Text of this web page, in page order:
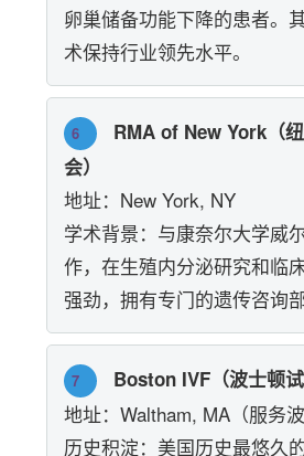
卵巢储备功能下降的患者。
术保持行业领先水平。
6
RMA of New York（
会）
地址：New York, NY
学术背景：与康奈尔大学威
作，在生殖内分泌研究和临
强劲，拥有专门的遗传咨询部
7 Boston IVF（波士顿试
地址：Waltham, MA（服务波
历史积淀：美国历史最悠久